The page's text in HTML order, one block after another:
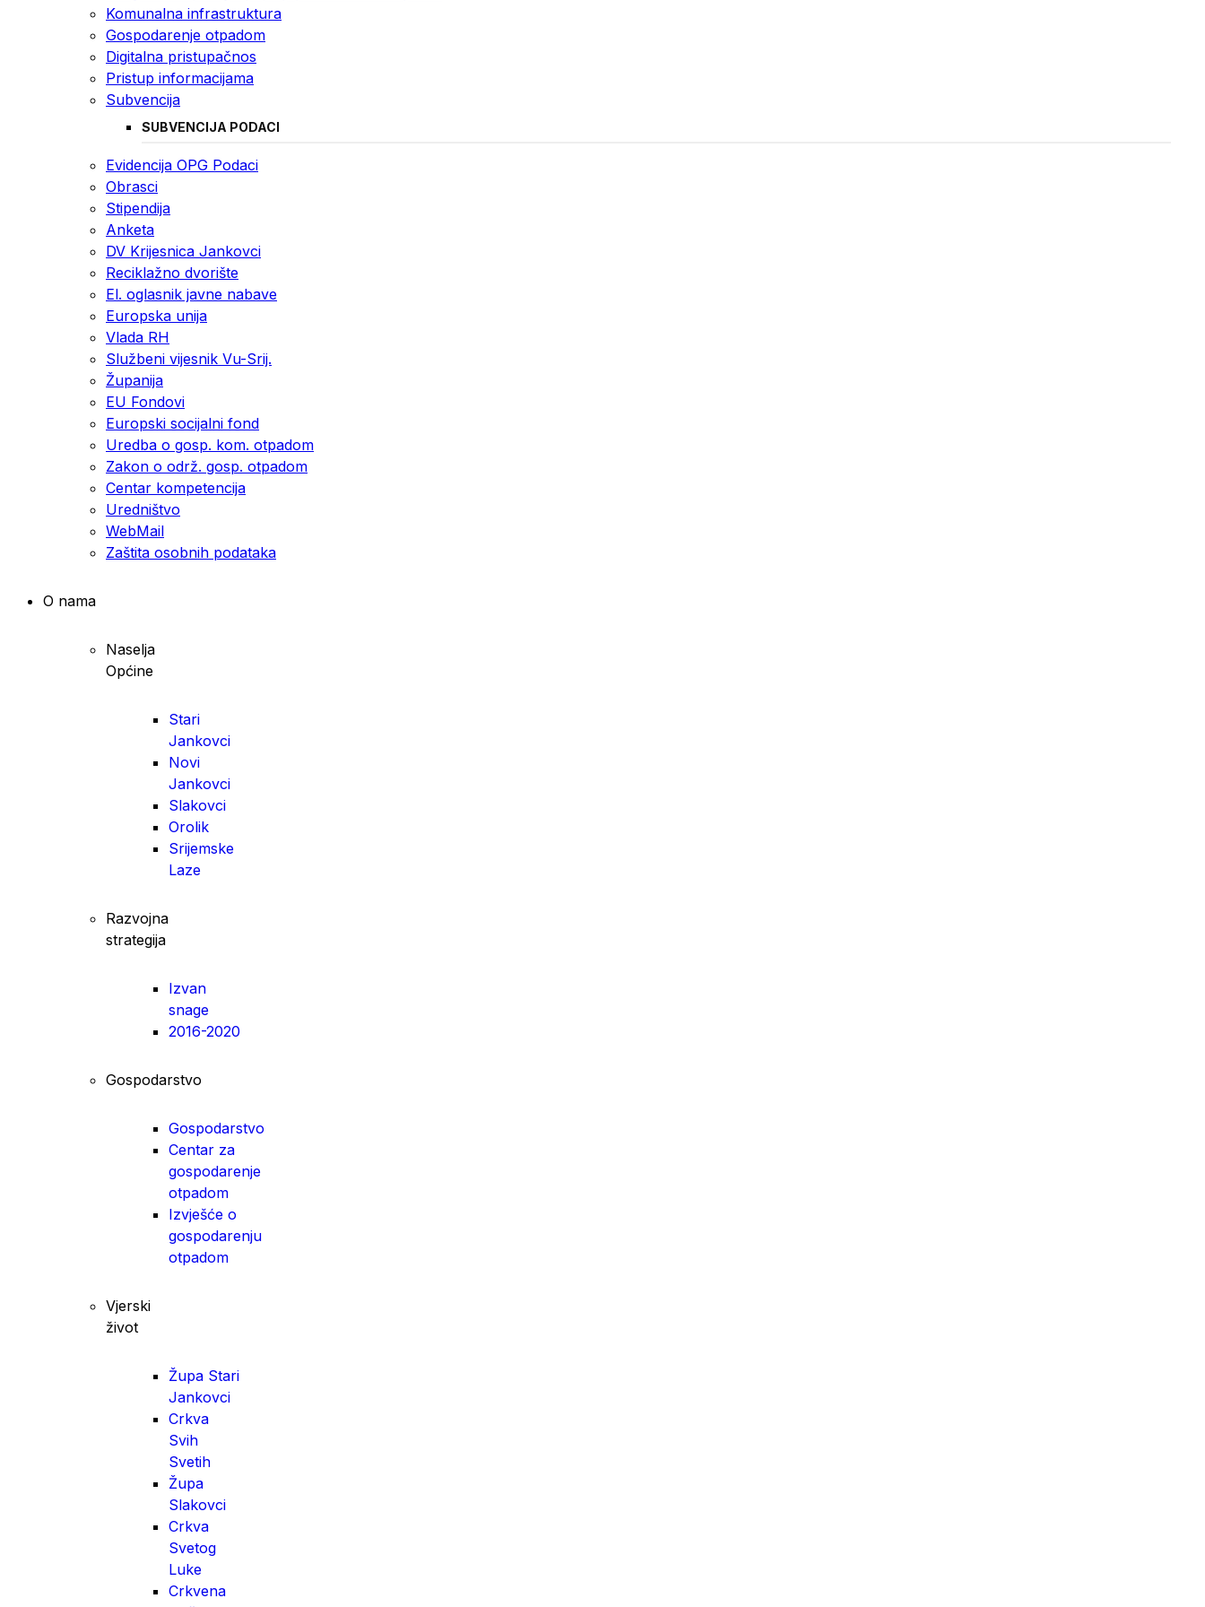
Komunalna infrastruktura
Gospodarenje otpadom
Digitalna pristupačnos
Pristup informacijama
Subvencija
SUBVENCIJA PODACI
Evidencija OPG Podaci
Obrasci
Stipendija
Anketa
DV Krijesnica Jankovci
Reciklažno dvorište
El. oglasnik javne nabave
Europska unija
Vlada RH
Službeni vijesnik Vu-Srij.
Županija
EU Fondovi
Europski socijalni fond
Uredba o gosp. kom. otpadom
Zakon o održ. gosp. otpadom
Centar kompetencija
Uredništvo
WebMail
Zaštita osobnih podataka
O nama
Naselja
Općine
Stari
Jankovci
Novi
Jankovci
Slakovci
Orolik
Srijemske
Laze
Razvojna
strategija
Izvan
snage
2016-2020
Gospodarstvo
Gospodarstvo
Centar za
gospodarenje
otpadom
Izvješće o
gospodarenju
otpadom
Vjerski
život
Župa Stari
Jankovci
Crkva
Svih
Svetih
Župa
Slakovci
Crkva
Svetog
Luke
Crkvena